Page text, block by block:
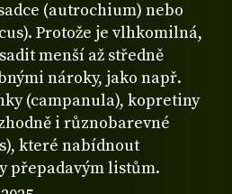
(autrochium) nebo
Protože je vlhkomilná,
menší až středně
nároky, jako např.
(campanula), kopretiny
i různobarevné
které nabídnout
přepadavým listům.